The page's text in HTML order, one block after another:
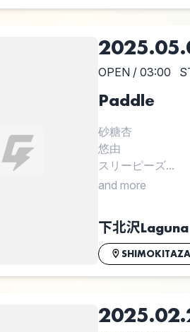
OPEN / 03:00
Paddle
砂糖杏
悠由
スリーピーズ...
and more
下北沢Laguna